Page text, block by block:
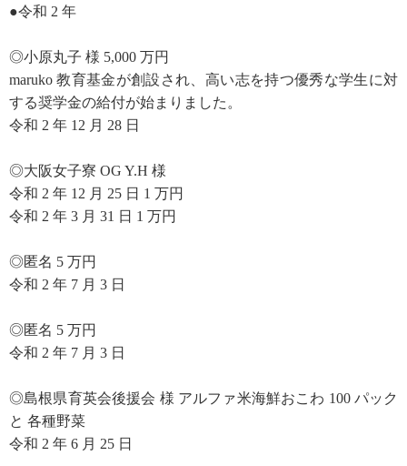
●令和 2 年
◎小原丸子 様 5,000 万円
maruko 教育基金が創設され、高い志を持つ優秀な学生に対
する奨学金の給付が始まりました。
令和 2 年 12 月 28 日
◎大阪女子寮 OG Y.H 様
令和 2 年 12 月 25 日 1 万円
令和 2 年 3 月 31 日 1 万円
◎匿名 5 万円
令和 2 年 7 月 3 日
◎匿名 5 万円
令和 2 年 7 月 3 日
◎島根県育英会後援会 様 アルファ米海鮮おこわ 100 パック
と 各種野菜
令和 2 年 6 月 25 日